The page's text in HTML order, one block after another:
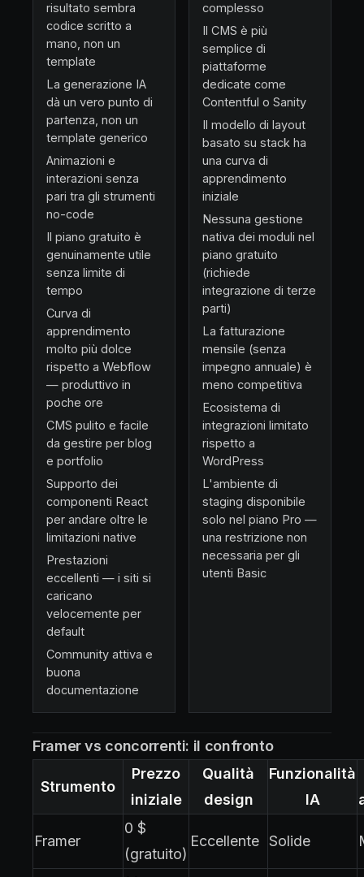
risultato sembra
codice scritto a
mano, non un
template
La generazione IA
dà un vero punto di
partenza, non un
template generico
Animazioni e
interazioni senza
pari tra gli strumenti
no-code
Il piano gratuito è
genuinamente utile
senza limite di
tempo
Curva di
apprendimento
molto più dolce
rispetto a Webflow
— produttivo in
poche ore
CMS pulito e facile
da gestire per blog
e portfolio
Supporto dei
componenti React
per andare oltre le
limitazioni native
Prestazioni
eccellenti — i siti si
caricano
velocemente per
default
Community attiva e
buona
documentazione
complesso
Il CMS è più
semplice di
piattaforme
dedicate come
Contentful o Sanity
Il modello di layout
basato su stack ha
una curva di
apprendimento
iniziale
Nessuna gestione
nativa dei moduli nel
piano gratuito
(richiede
integrazione di terze
parti)
La fatturazione
mensile (senza
impegno annuale) è
meno competitiva
Ecosistema di
integrazioni limitato
rispetto a
WordPress
L'ambiente di
staging disponibile
solo nel piano Pro —
una restrizione non
necessaria per gli
utenti Basic
Framer vs concorrenti: il confronto
Strumento
Prezzo
iniziale
Qualità
design
Funzionalità
IA
Framer
0 $
(gratuito)
Eccellente Solide